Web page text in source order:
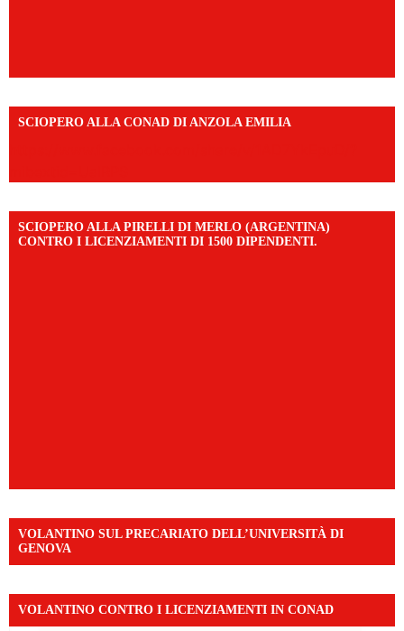
SCIOPERO ALLA CONAD DI ANZOLA EMILIA
SCIOPERO ALLA PIRELLI DI MERLO (ARGENTINA)
CONTRO I LICENZIAMENTI DI 1500 DIPENDENTI.
VOLANTINO SUL PRECARIATO DELL’UNIVERSITÀ DI
GENOVA
VOLANTINO CONTRO I LICENZIAMENTI IN CONAD